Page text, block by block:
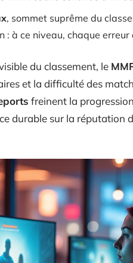
, sommet suprême du
: à ce niveau, chaque erreur
du classement, le
et la difficulté des
freinent la
durable sur la réputation